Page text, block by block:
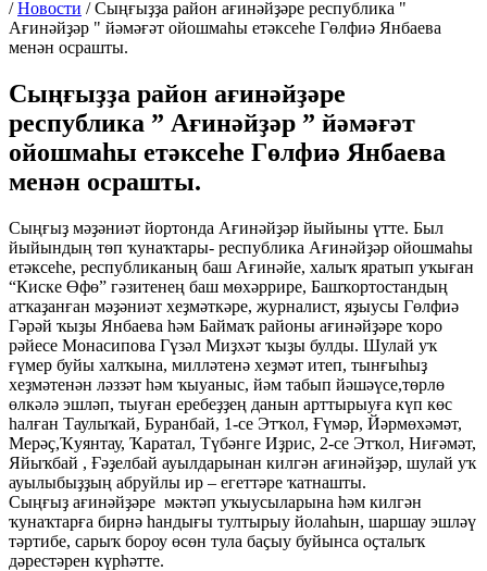
/Новости /Сыңғыҙҙа район ағинәйҙәре республика "
Ағинәйҙәр " йәмәғәт ойошмаһы етәксеһе Гөлфиә Янбаева
менән осрашты.
Сыңғыҙҙа район ағинәйҙәре
республика ” Ағинәйҙәр ” йәмәғәт
ойошмаһы етәксеһе Гөлфиә Янбаева
менән осрашты.
Сыңғыҙ мәҙәниәт йортонда Ағинәйҙәр йыйыны үтте. Был
йыйындың төп ҡунаҡтары- республика Ағинәйҙәр ойошмаһы
етәксеһе, республиканың баш Ағинәйе, халыҡ яратып уҡыған
“Киске Өфө” гәзитенең баш мөхәррире, Башҡортостандың
атҡаҙанған мәҙәниәт хеҙмәткәре, журналист, яҙыусы Гөлфиә
Гәрәй ҡыҙы Янбаева һәм Баймаҡ районы ағинәйҙәре ҡоро
рәйесе Монасипова Гүзәл Миҙхәт ҡыҙы булды. Шулай уҡ
ғүмер буйы халҡына, милләтенә хеҙмәт итеп, тынғыһыҙ
хеҙмәтенән ләззәт һәм ҡыуаныс, йәм табып йәшәүсе,төрлө
өлкәлә эшләп, тыуған еребеҙҙең данын арттырыуға күп көс
һалған Таулыҡай, Буранбай, 1-се Этҡол, Ғүмәр, Йәрмөхәмәт,
Мерәҫ,Ҡуянтау, Ҡаратал, Түбәнге Иҙрис, 2-се Этҡол, Ниғәмәт,
Яйыҡбай , Ғәҙелбай ауылдарынан килгән ағинәйҙәр, шулай уҡ
ауылыбыҙҙың абруйлы ир – егеттәре ҡатнашты.
Сыңғыҙ ағинәйҙәре мәктәп уҡыусыларына һәм килгән
ҡунаҡтарға бирнә һандығы тултырыу йолаһын, шаршау эшләү
тәртибе, сарыҡ бороу өсөн тула баҫыу буйынса оҫталыҡ
дәрестәрен күрһәтте.